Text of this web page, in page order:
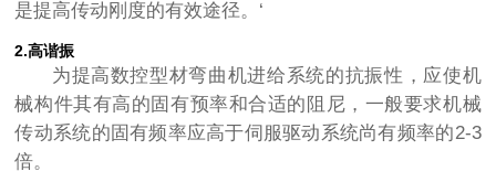
是提高传动刚度的有效途径。‘
2.高谐振
为提高数控型材弯曲机进给系统的抗振性，应使机
械构件其有高的固有预率和合适的阻尼，一般要求机械
传动系统的固有频率应高于伺服驱动系统尚有频率的2-3
倍。